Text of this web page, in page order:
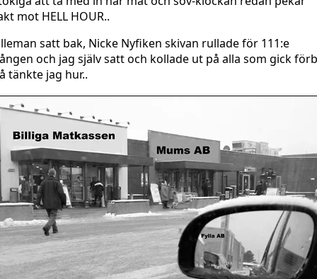
mot HELL HOUR..
satt bak, Nicke Nyfiken skivan rullade för 111:e
och jag själv satt och kollade ut på alla som gick
tänkte jag hur..